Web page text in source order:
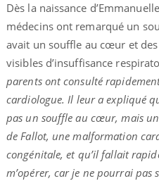
Dès la naissance
médecins ont remarqué un
avait un souffle au cœur et des
visibles d’insuffisance
parents ont consulté
cardiologue. Il leur a expliqué
pas un souffle au cœur, mais
de Fallot, une malformation
congénitale, et qu’il fallait
m’opérer, car je ne pourrai pas
Les crises d’angoisse
peuvent-elles survenir
sans raison apparente ?
Fatigue en vacances :
normal ou signe d’une
maladie ?
Et si les caries pouvaient
bientôt disparaître sans
plombage ?